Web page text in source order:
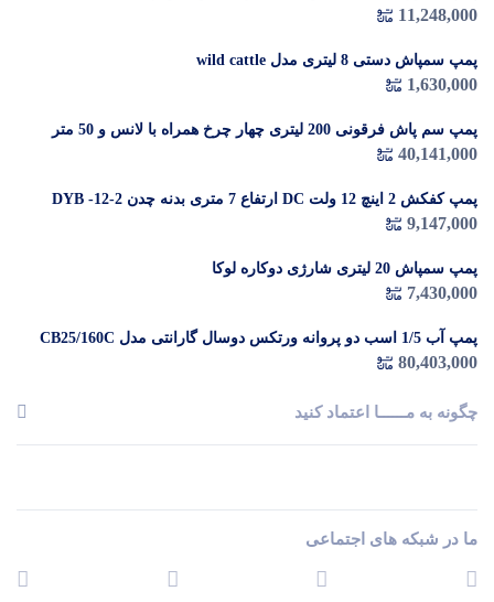
11,248,000
پمپ سمپاش دستی 8 لیتری مدل wild cattle
1,630,000
پمپ سم پاش فرقونی 200 لیتری چهار چرخ همراه با لانس و 50 متر
شیلنگ
40,141,000
پمپ کفکش 2 اینچ 12 ولت DC ارتفاع 7 متری بدنه چدن DYB -12-2
9,147,000
پمپ سمپاش 20 لیتری شارژی دوکاره لوکا
7,430,000
پمپ آب 1/5 اسب دو پروانه ورتکس دوسال گارانتی مدل CB25/160C
80,403,000
چگونه به مــــــا اعتماد کنید
ما در شبکه های اجتماعی